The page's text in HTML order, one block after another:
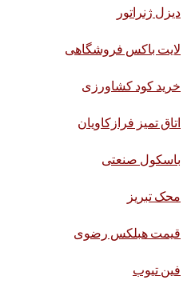
دیزل ژنراتور
لایت باکس فروشگاهی
خرید کود کشاورزی
اتاق تمیز فرازکاویان
باسکول صنعتی
محک تبریز
قیمت هبلکس رضوی
فین تیوب